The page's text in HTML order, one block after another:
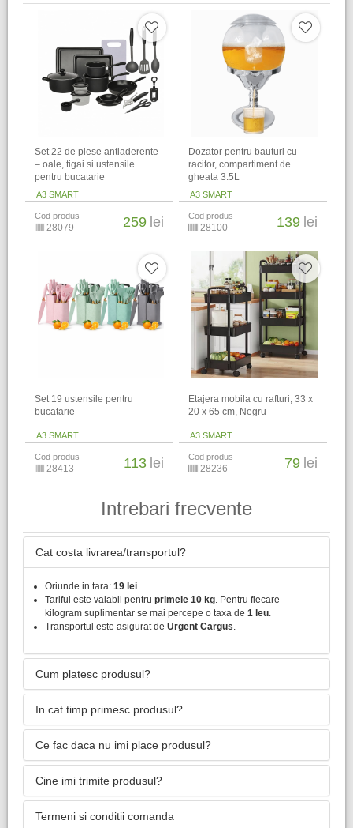
Set 22 de piese antiaderente
– oale, tigai si ustensile
pentru bucatarie
A3 SMART
Cod produs
28079 259 lei
Dozator pentru bauturi cu
racitor, compartiment de
gheata 3.5L
A3 SMART
Cod produs
28100 139 lei
Set 19 ustensile pentru
bucatarie
A3 SMART
Cod produs
28413 113 lei
Etajera mobila cu rafturi, 33 x
20 x 65 cm, Negru
A3 SMART
Cod produs
28236 79 lei
Intrebari frecvente
Cat costa livrarea/transportul?
Oriunde in tara: 19 lei
Tariful este valabil pentru primele 10 kg . Pentru fiecare
kilogram suplimentar se mai percepe o taxa de 1 leu
Transportul este asigurat de Urgent Cargus
Cum platesc produsul?
In cat timp primesc produsul?
Ce fac daca nu imi place produsul?
Cine imi trimite produsul?
Termeni si conditii comanda